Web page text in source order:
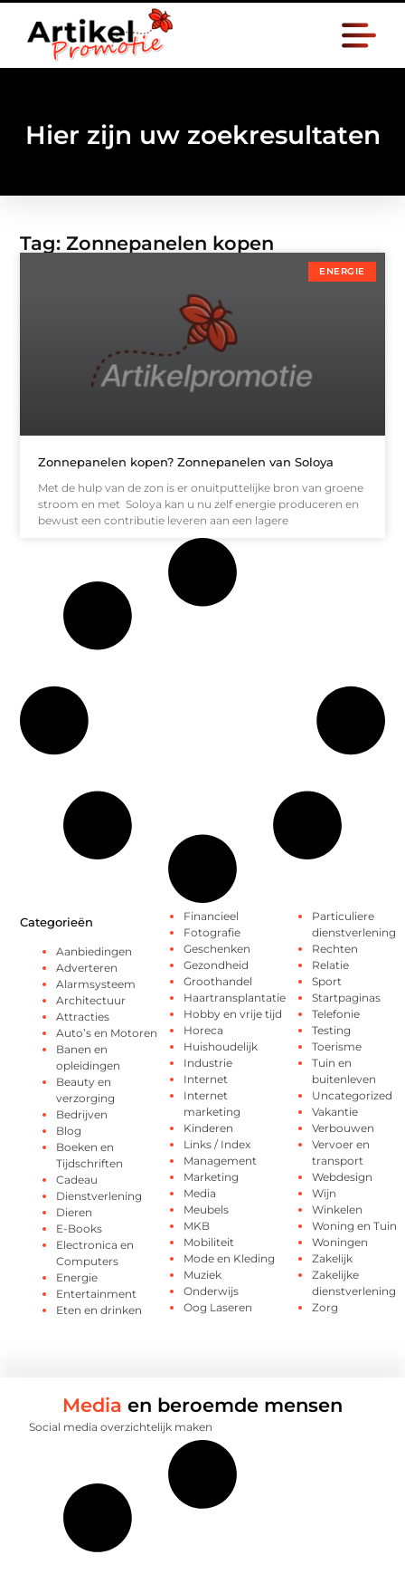
Hier zijn uw zoekresultaten
Tag: Zonnepanelen kopen
ENERGIE
Zonnepanelen kopen? Zonnepanelen van Soloya
Met de hulp van de zon is er onuitputtelijke bron van groene
stroom en met Soloya kan u nu zelf energie produceren en
bewust een contributie leveren aan een lagere
Categorieën
Aanbiedingen
Adverteren
Alarmsysteem
Architectuur
Attracties
Auto’s en Motoren
Banen en
opleidingen
Beauty en
verzorging
Bedrijven
Blog
Boeken en
Tijdschriften
Cadeau
Dienstverlening
Dieren
E-Books
Electronica en
Computers
Energie
Entertainment
Eten en drinken
Financieel
Fotografie
Geschenken
Gezondheid
Groothandel
Haartransplantatie
Hobby en vrije tijd
Horeca
Huishoudelijk
Industrie
Internet
Internet
marketing
Kinderen
Links / Index
Management
Marketing
Media
Meubels
MKB
Mobiliteit
Mode en Kleding
Muziek
Onderwijs
Oog Laseren
Particuliere
dienstverlening
Rechten
Relatie
Sport
Startpaginas
Telefonie
Testing
Toerisme
Tuin en
buitenleven
Uncategorized
Vakantie
Verbouwen
Vervoer en
transport
Webdesign
Wijn
Winkelen
Woning en Tuin
Woningen
Zakelijk
Zakelijke
dienstverlening
Zorg
Media en beroemde mensen
Social media overzichtelijk maken